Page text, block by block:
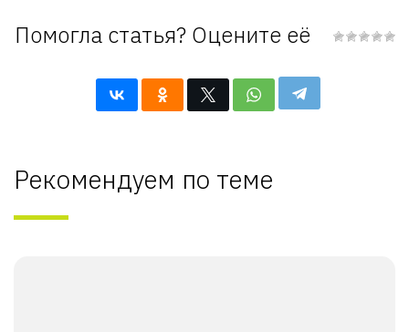
Помогла статья? Оцените её
Рекомендуем по теме